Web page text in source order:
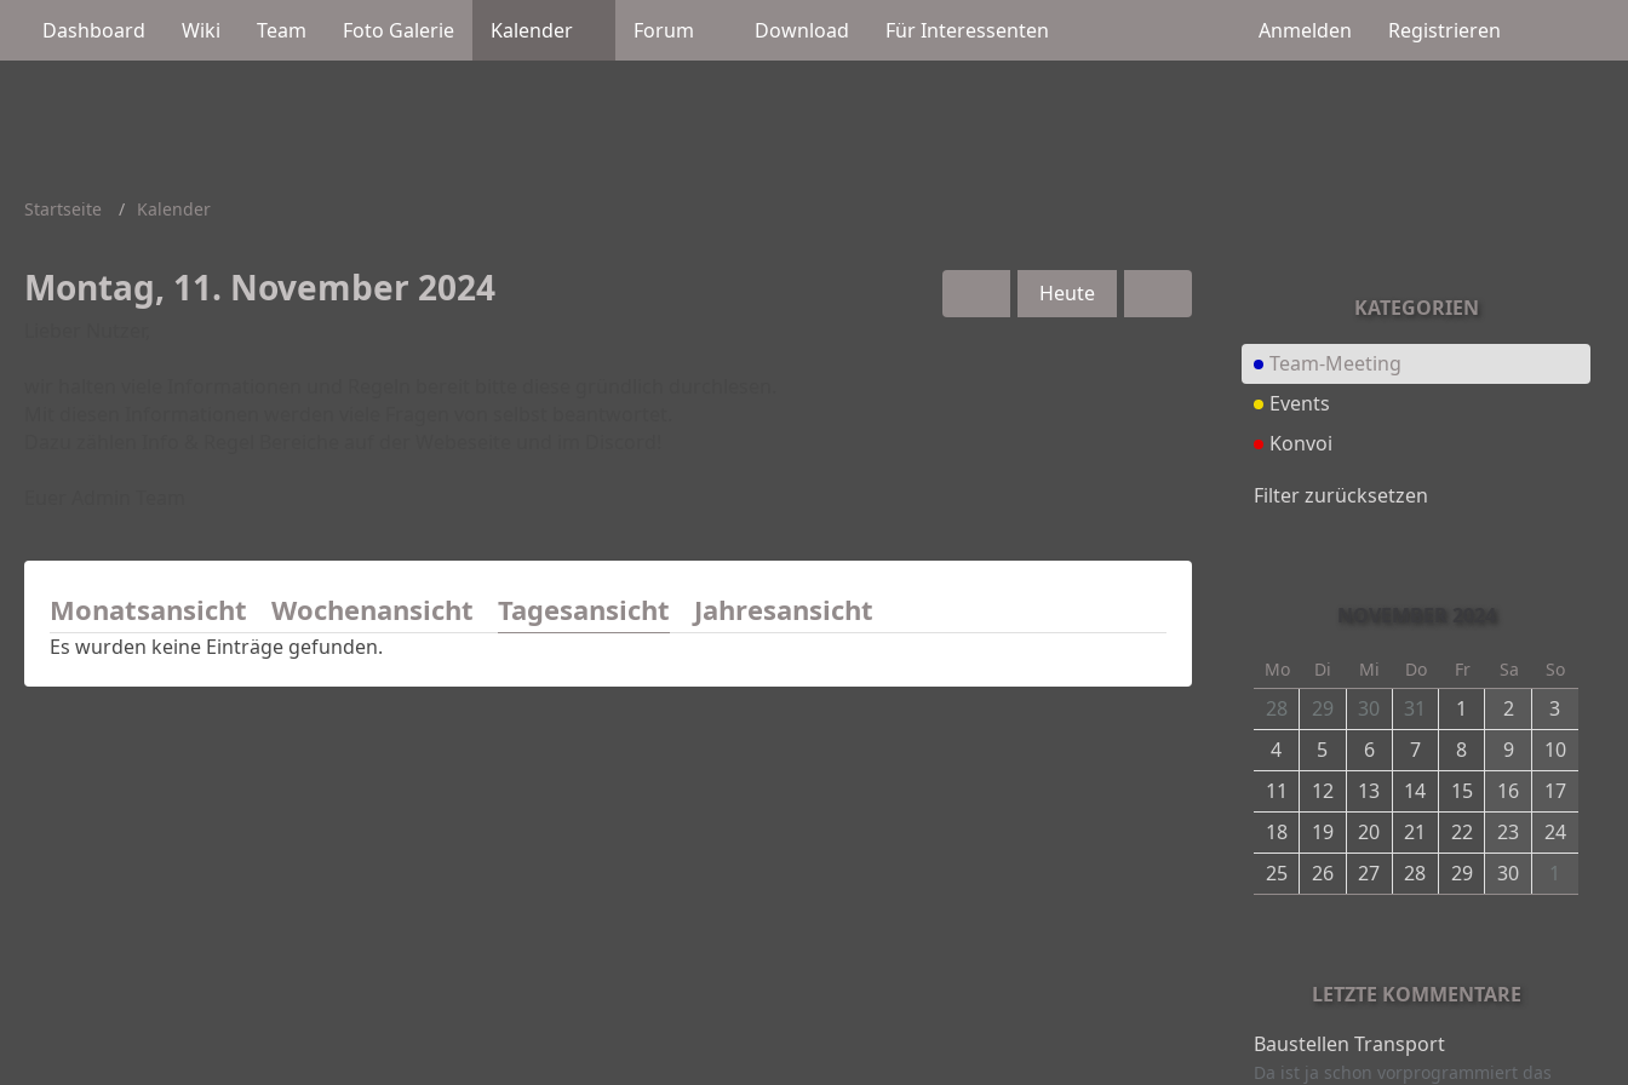
Dashboard Wiki Team Foto Galerie Kalender Forum Download Für Interessenten Anmelden Registrieren
Startseite Kalender
Montag, 11. November 2024
Heute
Monatsansicht Wochenansicht Tagesansicht Jahresansicht
Es wurden keine Einträge gefunden.
KATEGORIEN
Team-Meeting
Events
Konvoi
Filter zurücksetzen
Mo Di Mi Do Fr Sa So
28 29 30 31 1 2
3
4
5 6 7 8 9
10
11
12 13 14 15 16
17
18
19 20 21 22 23
24
25
26 27 28 29 30 1
LETZTE KOMMENTARE
Baustellen Transport
Da ist ja schon vorprogrammiert das